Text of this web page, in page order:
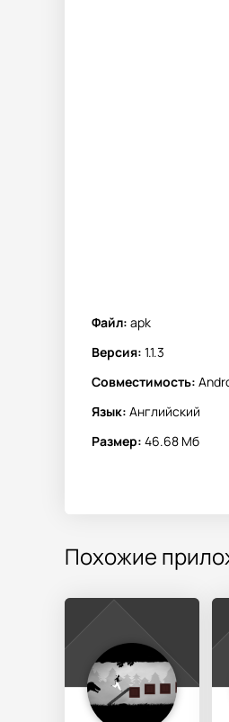
Файл: apk
Версия: 1.1.3
Совместимость:
Язык: Английский
Размер: 46.68 Мб
Похожие